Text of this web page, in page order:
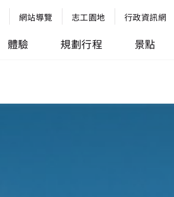
網站導覽 志工園地 行政資訊網
體驗 規劃行程 景點